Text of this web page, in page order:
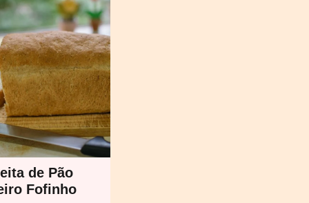
de Pão
Fofinho